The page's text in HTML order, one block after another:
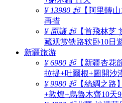
¥ 13980 起【阿里轉
再措
¥ 面議 起【首飛林芝
藏观赏铁路软卧10日
新疆旅游
¥ 6980 起【新疆杏花
拉提+吐爾根+圖開沙
¥ 9980 起【絲綢之路
+敦煌+烏魯木齊10天